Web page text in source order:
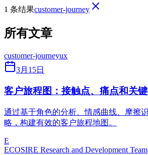
1 条结果customer-journey
所有文章
customer-journeyux
3月15日
客户旅程图：接触点、痛点和关键
通过基于角色的分析、情感曲线、摩擦
略，构建有效的客户旅程地图。
E
ECOSIRE Research and Development Team